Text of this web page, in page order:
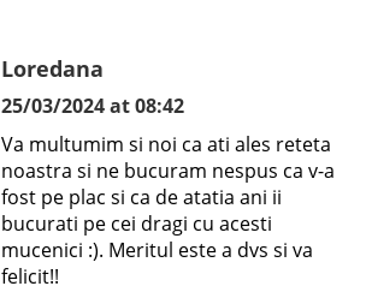
Loredana
25/03/2024 at 08:42
Va multumim si noi ca ati ales reteta
noastra si ne bucuram nespus ca v-a
fost pe plac si ca de atatia ani ii
bucurati pe cei dragi cu acesti
mucenici :). Meritul este a dvs si va
felicit!!